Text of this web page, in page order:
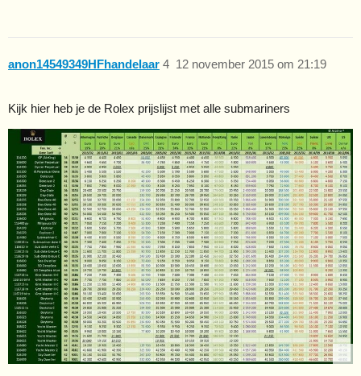
anon14549349HFhandelaar 12 november 2015 om 21:19
4
Kijk hier heb je de Rolex prijslijst met alle submariners